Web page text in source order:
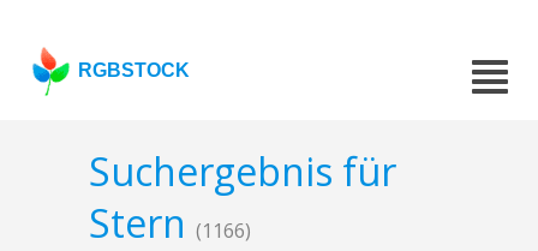
RGBSTOCK
Suchergebnis für
Stern (1166)